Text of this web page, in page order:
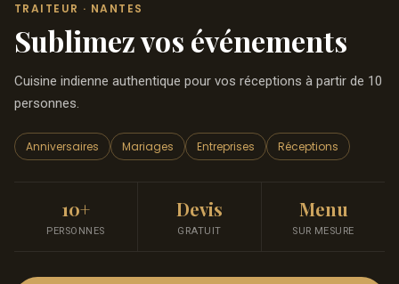
TRAITEUR · NANTES
Sublimez vos événements
Cuisine indienne authentique pour vos réceptions à partir de 10
personnes.
Anniversaires Mariages Entreprises Réceptions
10+
PERSONNES
Devis
GRATUIT
Menu
SUR MESURE